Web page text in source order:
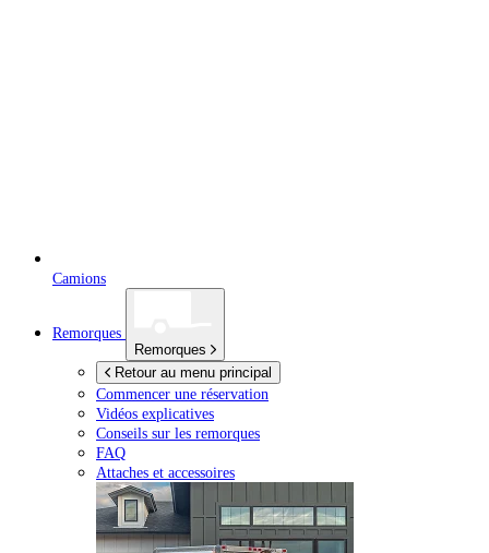
Camions
Remorques
Remorques
Retour au menu principal
Commencer une réservation
Vidéos explicatives
Conseils sur les remorques
FAQ
Attaches et accessoires